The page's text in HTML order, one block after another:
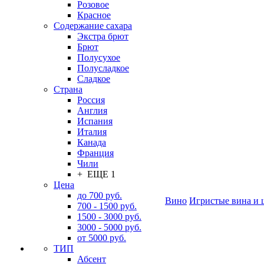
Розовое
Красное
Содержание сахара
Экстра брют
Брют
Полусухое
Полусладкое
Сладкое
Страна
Россия
Англия
Испания
Италия
Канада
Франция
Чили
+ ЕЩЕ 1
Цена
до 700 руб.
700 - 1500 руб.
1500 - 3000 руб.
3000 - 5000 руб.
от 5000 руб.
ТИП
Абсент
Вино Игристые вина и